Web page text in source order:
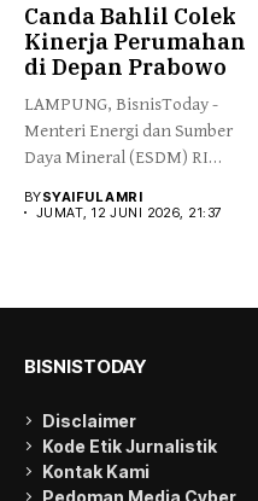
Canda Bahlil Colek
Kinerja Perumahan
di Depan Prabowo
LAMPUNG, BisnisToday -
Menteri Energi dan Sumber
Daya Mineral (ESDM) RI
BYSYAIFUL AMRI
JUMAT, 12 JUNI 2026, 21:37
BISNISTODAY
Disclaimer
Kode Etik Jurnalistik
Kontak Kami
Pedoman Media Cyber